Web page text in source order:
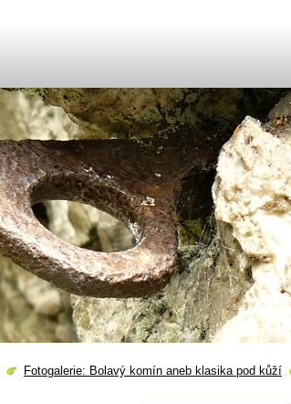
Fotogalerie: Bolavý komín aneb klasika pod kůží